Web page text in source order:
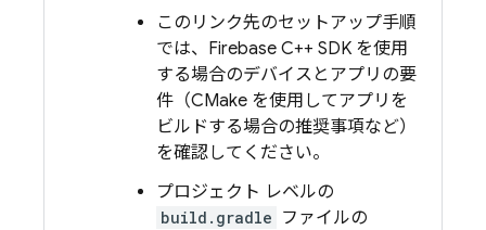
このリンク先のセットアップ手順
では、 Firebase C++ SDK を使用
する場合のデバイスとアプリの要
件（CMake を使用してアプリを
ビルドする場合の推奨事項など）
を確認してください。
プロジェクト レベルの
build.gradle ファイルの